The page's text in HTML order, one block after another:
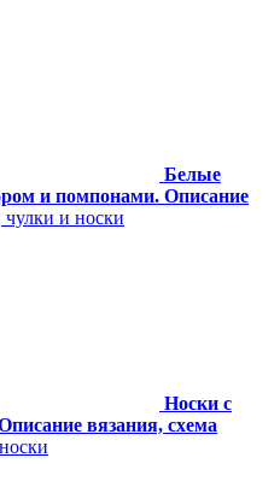
Белые
и помпонами. Описание
и носки
Носки с
вязания, схема